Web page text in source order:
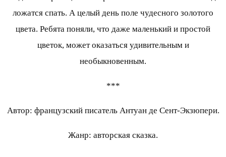
ложатся спать. А целый день поле чудесного золотого
цвета. Ребята поняли, что даже маленький и простой
цветок, может оказаться удивительным и
необыкновенным.
***
Автор: французский писатель Антуан де Сент-Экзюпери.
Жанр: авторская сказка.